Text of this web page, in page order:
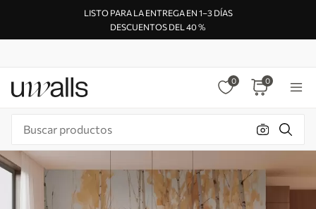
LISTO PARA LA ENTREGA EN 1–3 DÍAS
DESCUENTOS DEL 40 %
0 0